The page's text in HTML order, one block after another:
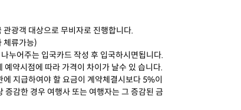
광객 대상으로 무비자로 진행합니다.
체류가능)
누어주는 입국카드 작성 후 입국하시면됩니다.
약시점에 따라 가격이 차이가 날수 있 습니다.
지급하여야 할 요금이 계약체결시보다 5%이
감한 경우 여행사 또는 여행자는 그 증감된 금